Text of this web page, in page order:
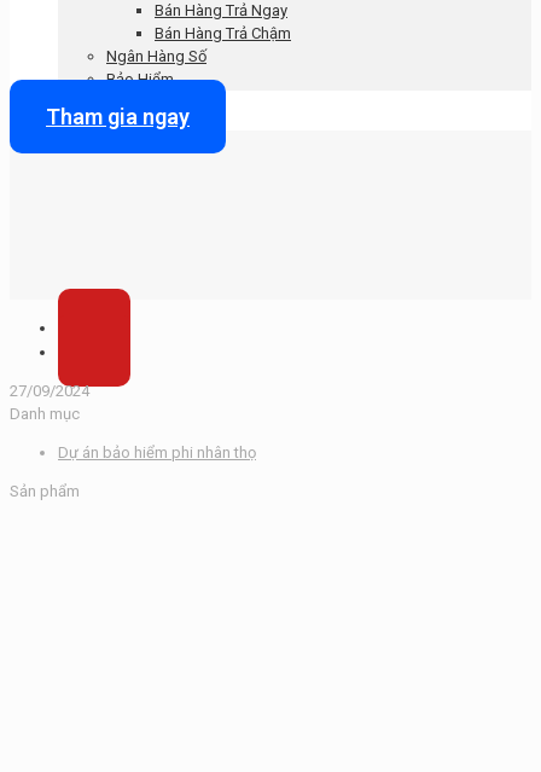
Bán Hàng Trả Ngay
Bán Hàng Trả Chậm
Ngân Hàng Số
Bảo Hiểm
Tham gia ngay
27/09/2024
Danh mục
Dự án bảo hiểm phi nhân thọ
Sản phẩm